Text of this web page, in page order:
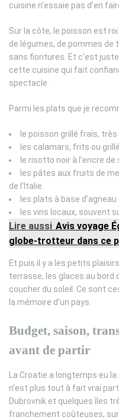
cuisine n’essaie pas d’en
Sur la côte, le poisson est
de légumes, de pommes de
sans fioritures. Et c’est
cette cuisine qui fait
spectacle.
Parmi les plats que je
le poisson grillé frais,
les calamars, frits ou
le risotto noir à l’encre de
les pâtes aux fruits de
de l’Italie
les plats à base
les vins locaux, souvent
Lire aussi Avis voyage
globe-trotteur dans ce
Et puis il y a les petits
terrasse, les glaces au bord
coucher du soleil. Ce sont
la mémoire d’un pays.
Budget, saison,
avant de partir
La Croatie a longtemps eu
n’est plus tout à fait vrai
Dubrovnik et quelques îles
franchement coûteuses,